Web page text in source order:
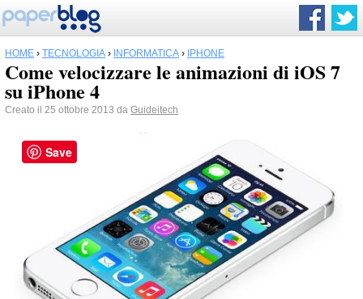
HOME › TECNOLOGIA › INFORMATICA › IPHONE
Come velocizzare le animazioni di iOS 7
su iPhone 4
Creato il 25 ottobre 2013 da Guideitech
Save